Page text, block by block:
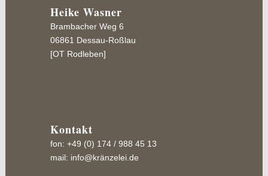
Heike Wasner
Brambacher Weg 6
06861 Dessau-Roßlau
[OT Rodleben]
Kontakt
fon: +49 (0) 174 / 988 45 13
mail: info@kränzelei.de